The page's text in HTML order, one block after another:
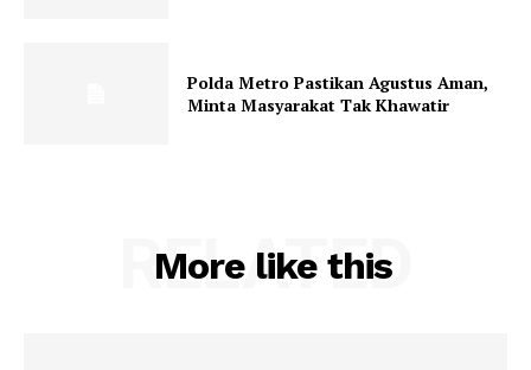
Polda Metro Pastikan Agustus Aman,
Minta Masyarakat Tak Khawatir
More like this
RELATED